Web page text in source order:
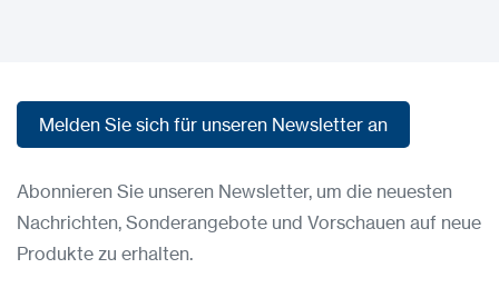
Melden Sie sich für unseren Newsletter an
Abonnieren Sie unseren Newsletter, um die neuesten
Nachrichten, Sonderangebote und Vorschauen auf neue
Produkte zu erhalten.